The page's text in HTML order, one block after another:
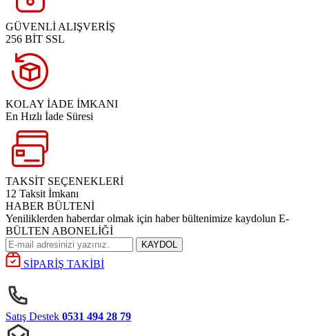
GÜVENLİ ALIŞVERİŞ
256 BİT SSL
KOLAY İADE İMKANI
En Hızlı İade Süresi
TAKSİT SEÇENEKLERİ
12 Taksit İmkanı
HABER BÜLTENİ
Yeniliklerden haberdar olmak için haber bültenimize kaydolun E-
BÜLTEN ABONELİĞİ
KAYDOL
SİPARİŞ TAKİBİ
Satış Destek 0531 494 28 79